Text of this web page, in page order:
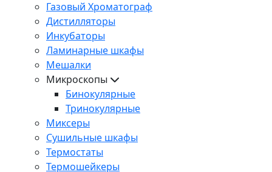
Газовый Хроматограф
Дистилляторы
Инкубаторы
Ламинарные шкафы
Мешалки
Микроскопы
Бинокулярные
Тринокулярные
Миксеры
Сушильные шкафы
Термостаты
Термошейкеры